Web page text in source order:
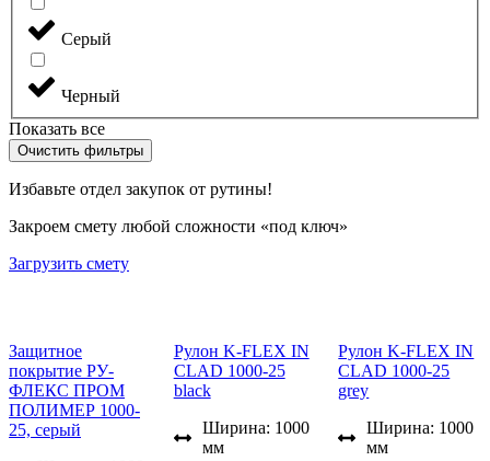
Серый
Черный
Показать все
Очистить фильтры
Избавьте отдел закупок от рутины!
Закроем смету любой сложности «под ключ»
Загрузить смету
Защитное
покрытие РУ-
ФЛЕКС ПРОМ
ПОЛИМЕР 1000-
25, серый
Рулон K-FLEX IN
CLAD 1000-25
black
Ширина: 1000
мм
Рулон K-FLEX IN
CLAD 1000-25
grey
Ширина: 1000
мм